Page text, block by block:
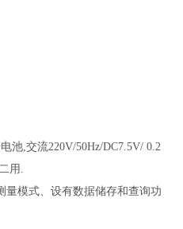
池,交流220V/50Hz/DC7.5V/ 0.2
用.
量模式、设有数据储存和查询功